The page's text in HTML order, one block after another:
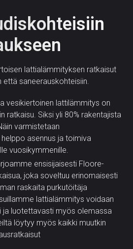
lattialämmityksen ratkaisut
että saneerauskohteisiin.
vesikiertoinen lattilämmitys on
ratkaisu. Siksi yli 80% rakentajista
varmistetaan
asennus ja toimiva
vuosikymmenille.
ensisijaisesti Floore-
joka soveltuu erinomaisesti
raskaita purkutöitäja
lattialämmitys voidaan
luotettavasti myös olemassa
löytyy myös kaikki muutkin